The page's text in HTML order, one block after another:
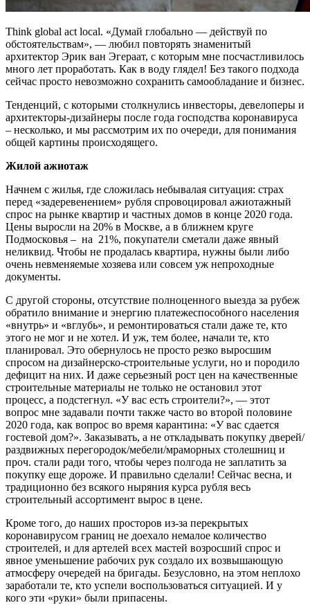
Think global act local. «Думай глобально — действуй по
обстоятельствам», — любил повторять знаменитый
архитектор Эрик ван Эгераат, с которым мне посчастливилось
много лет проработать. Как в воду глядел! Без такого подхода
сейчас просто невозможно сохранить самообладание и бизнес.
Тенденций, с которыми столкнулись инвесторы, девелоперы и
архитекторы-дизайнеры после года господства коронавируса
– несколько, и мы рассмотрим их по очереди, для понимания
общей картины происходящего.
Жилой ажиотаж
Начнем с жилья, где сложилась небывалая ситуация: страх
перед «задеревенением» рубля спровоцировал ажиотажный
спрос на рынке квартир и частных домов в конце 2020 года.
Цены выросли на 20% в Москве, а в ближнем круге
Подмосковья – на 21%, покупатели сметали даже явный
неликвид. Чтобы не продалась квартира, нужны были либо
очень невменяемые хозяева или совсем уж непроходные
документы.
С другой стороны, отсутствие полноценного выезда за рубеж
обратило внимание и энергию платежеспособного населения
«внутрь» и «вглубь», и ремонтироваться стали даже те, кто
этого не мог и не хотел. И уж, тем более, начали те, кто
планировал. Это обернулось не просто резко выросшим
спросом на дизайнерско-строительные услуги, но и породило
дефицит на них. И даже серьезный рост цен на качественные
строительные материалы не только не остановил этот
процесс, а подстегнул. «У вас есть строители?», — этот
вопрос мне задавали почти также часто во второй половине
2020 года, как вопрос во время карантина: «У вас сдается
гостевой дом?». Заказывать, а не откладывать покупку дверей/
раздвижных перегородок/мебели/мраморных столешниц и
проч. стали ради того, чтобы через полгода не заплатить за
покупку еще дороже. И правильно сделали! Сейчас весна, и
традиционно без всякого ныряния курса рубля весь
строительный ассортимент вырос в цене.
Кроме того, до наших просторов из-за перекрытых
коронавирусом границ не доехало немалое количество
строителей, и для артелей всех мастей возросший спрос и
явное уменьшение рабочих рук создало их возвышающую
атмосферу очередей на бригады. Безусловно, на этом неплохо
заработали те, кто успели воспользоваться ситуацией. И у
кого эти «руки» были припасены.